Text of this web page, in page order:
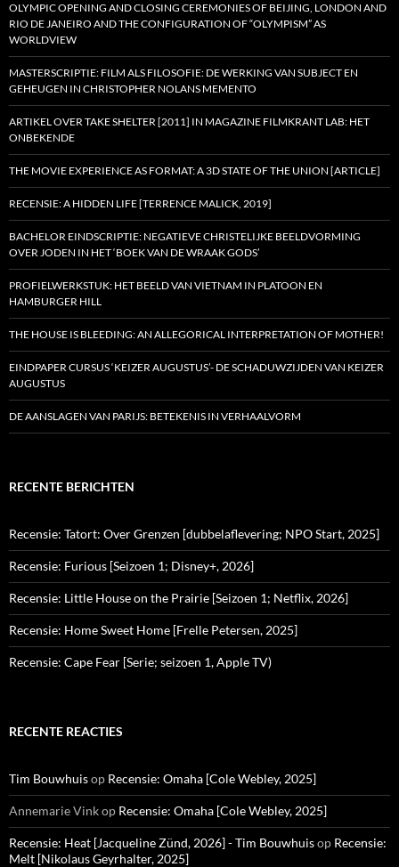
OLYMPIC OPENING AND CLOSING CEREMONIES OF BEIJING, LONDON AND
RIO DE JANEIRO AND THE CONFIGURATION OF “OLYMPISM” AS
WORLDVIEW
MASTERSCRIPTIE: FILM ALS FILOSOFIE: DE WERKING VAN SUBJECT EN
GEHEUGEN IN CHRISTOPHER NOLANS MEMENTO
ARTIKEL OVER TAKE SHELTER [2011] IN MAGAZINE FILMKRANT LAB: HET
ONBEKENDE
THE MOVIE EXPERIENCE AS FORMAT: A 3D STATE OF THE UNION [ARTICLE]
RECENSIE: A HIDDEN LIFE [TERRENCE MALICK, 2019]
BACHELOR EINDSCRIPTIE: NEGATIEVE CHRISTELIJKE BEELDVORMING
OVER JODEN IN HET ‘BOEK VAN DE WRAAK GODS’
PROFIELWERKSTUK: HET BEELD VAN VIETNAM IN PLATOON EN
HAMBURGER HILL
THE HOUSE IS BLEEDING: AN ALLEGORICAL INTERPRETATION OF MOTHER!
EINDPAPER CURSUS ‘KEIZER AUGUSTUS’- DE SCHADUWZIJDEN VAN KEIZER
AUGUSTUS
DE AANSLAGEN VAN PARIJS: BETEKENIS IN VERHAALVORM
RECENTE BERICHTEN
Recensie: Tatort: Over Grenzen [dubbelaflevering; NPO Start, 2025]
Recensie: Furious [Seizoen 1; Disney+, 2026]
Recensie: Little House on the Prairie [Seizoen 1; Netflix, 2026]
Recensie: Home Sweet Home [Frelle Petersen, 2025]
Recensie: Cape Fear [Serie; seizoen 1, Apple TV)
RECENTE REACTIES
Tim Bouwhuisop Recensie: Omaha [Cole Webley, 2025]
Annemarie Vinkop Recensie: Omaha [Cole Webley, 2025]
Recensie: Heat [Jacqueline Zünd, 2026] - Tim Bouwhuisop Recensie:
Melt [Nikolaus Geyrhalter, 2025]